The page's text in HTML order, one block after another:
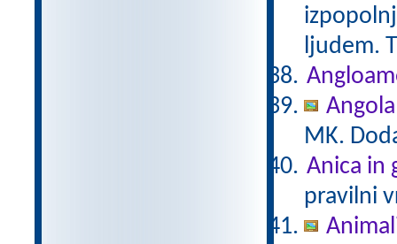
ljudem.
Angola
MK.
Anica in
pravilni